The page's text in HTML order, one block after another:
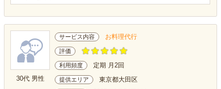
30代 男性
サービス内容 お料理代行
評価
利用頻度 定期 月2回
提供エリア 東京都大田区